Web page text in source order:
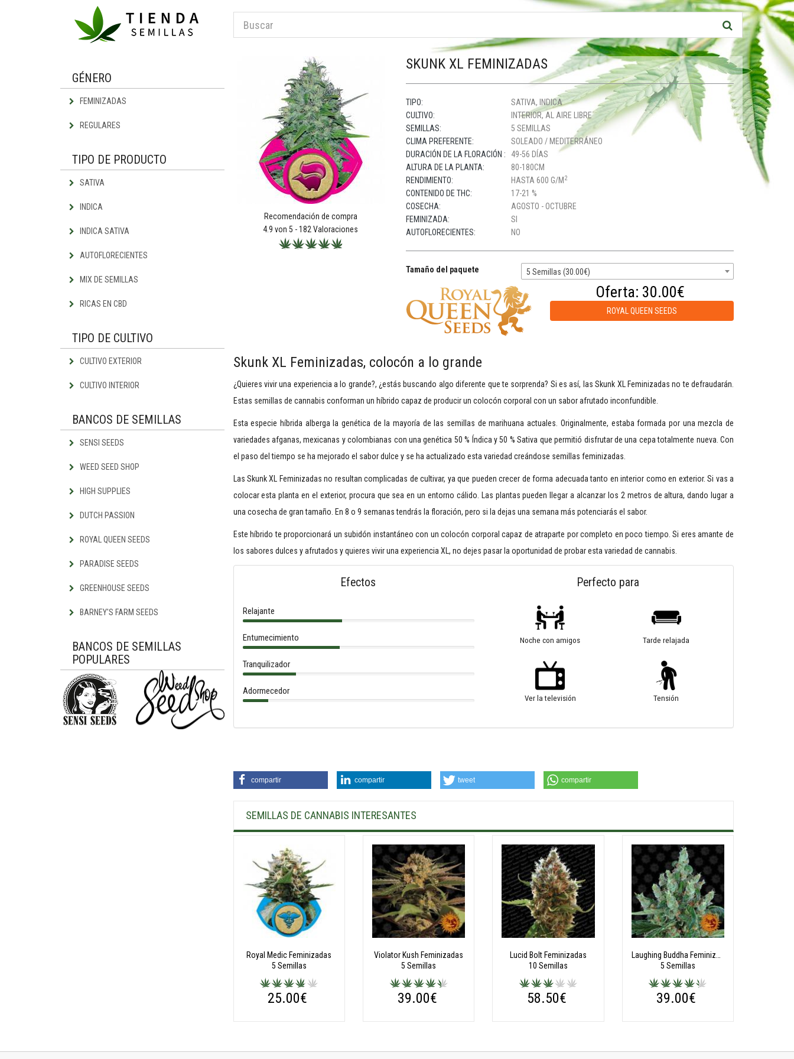
GÉNERO
FEMINIZADAS
REGULARES
TIPO DE PRODUCTO
SATIVA
INDICA
INDICA SATIVA
AUTOFLORECIENTES
MIX DE SEMILLAS
RICAS EN CBD
TIPO DE CULTIVO
CULTIVO EXTERIOR
CULTIVO INTERIOR
BANCOS DE SEMILLAS
SENSI SEEDS
WEED SEED SHOP
HIGH SUPPLIES
DUTCH PASSION
ROYAL QUEEN SEEDS
PARADISE SEEDS
GREENHOUSE SEEDS
BARNEY'S FARM SEEDS
BANCOS DE SEMILLAS
POPULARES
Recomendación de compra
4.9 von 5 -182 Valoraciones
SKUNK XL FEMINIZADAS
TIPO:
SATIVA, INDICA
CULTIVO:
INTERIOR, AL AIRE LIBRE
SEMILLAS:
5 SEMILLAS
CLIMA PREFERENTE:
SOLEADO / MEDITERRÁNEO
DURACIÓN DE LA FLORACIÓN :
49-56 DÍAS
ALTURA DE LA PLANTA:
80-180CM
RENDIMIENTO:
HASTA 600 G/M 2
CONTENIDO DE THC:
17-21 %
COSECHA:
AGOSTO - OCTUBRE
FEMINIZADA:
SI
AUTOFLORECIENTES:
NO
Tamaño del paquete 5 Semillas (30.00€)
Oferta: 30.00€
ROYAL QUEEN SEEDS
Skunk XL Feminizadas, colocón a lo grande
¿Quieres vivir una experiencia a lo grande?, ¿estás buscando algo diferente que te sorprenda? Si es así, las Skunk XL Feminizadas no te defraudarán.
Estas semillas de cannabis conforman un híbrido capaz de producir un colocón corporal con un sabor afrutado inconfundible.
Esta especie híbrida alberga la genética de la mayoría de las semillas de marihuana actuales. Originalmente, estaba formada por una mezcla de
variedades afganas, mexicanas y colombianas con una genética 50 % Índica y 50 % Sativa que permitió disfrutar de una cepa totalmente nueva. Con
el paso del tiempo se ha mejorado el sabor dulce y se ha actualizado esta variedad creándose semillas feminizadas.
Las Skunk XL Feminizadas no resultan complicadas de cultivar, ya que pueden crecer de forma adecuada tanto en interior como en exterior. Si vas a
colocar esta planta en el exterior, procura que sea en un entorno cálido. Las plantas pueden llegar a alcanzar los 2 metros de altura, dando lugar a
una cosecha de gran tamaño. En 8 o 9 semanas tendrás la floración, pero si la dejas una semana más potenciarás el sabor.
Este híbrido te proporcionará un subidón instantáneo con un colocón corporal capaz de atraparte por completo en poco tiempo. Si eres amante de
los sabores dulces y afrutados y quieres vivir una experiencia XL, no dejes pasar la oportunidad de probar esta variedad de cannabis.
Efectos
Relajante
Entumecimiento
Tranquilizador
Adormecedor
Perfecto para
Noche con amigos Tarde relajada
Ver la televisión Tensión
compartir compartir tweet compartir
SEMILLAS DE CANNABIS INTERESANTES
Royal Medic Feminizadas
5 Semillas
25.00€
Violator Kush Feminizadas
5 Semillas
39.00€
Lucid Bolt Feminizadas
10 Semillas
58.50€
5 Semillas
39.00€